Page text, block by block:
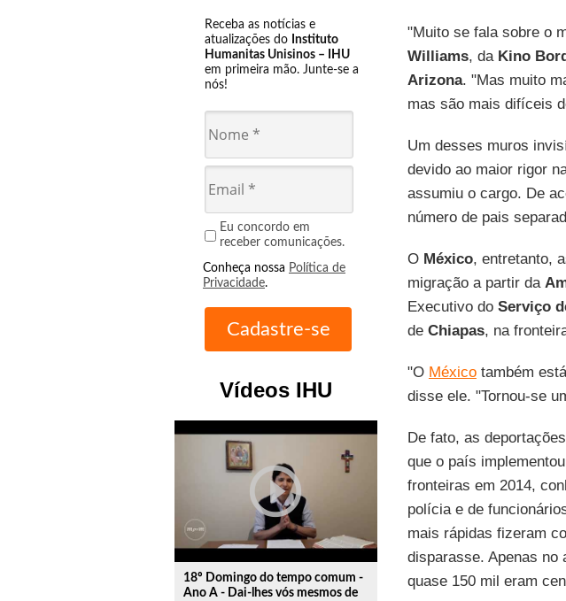
Receba as notícias e
atualizações do Instituto
Humanitas Unisinos – IHU
em primeira mão. Junte-se a
nós!
Eu concordo em
receber comunicações.
Conheça nossa Política de
Privacidade.
Vídeos IHU
play_circle_outline
18º Domingo do tempo comum -
Ano A - Dai-lhes vós mesmos de
"Muito se fala sobre o
Williams, da Kino
Arizona. "Mas muito
mas são mais difíceis
Um desses muros
devido ao maior rigor
assumiu o cargo. De
número de pais
O México, entretanto,
migração a partir da
Executivo do Serviço
de Chiapas, na
"O Méxicotambém
disse ele. "Tornou-se
De fato, as
que o país
fronteiras em 2014,
polícia e de
mais rápidas fizeram
disparasse. Apenas no
quase 150 mil eram